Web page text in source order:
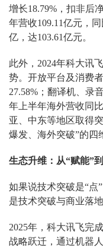
增长18.79%，扣非后
年营收109.11亿元，
亿，达103.61亿元。
此外，2024年科大讯
势。开放平台及消费
27.58%；翻译机、录
年上半年海外营收同
亚、中东等地区取得
爆发、海外突破”的四
生态升维：从“赋能”
如果说技术突破是“点
是技术突破与商业落
2025年，科大讯飞完
战略跃迁，通过机器